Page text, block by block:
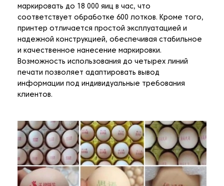
маркировать до 18 000 яиц в час, что
соответствует обработке 600 лотков. Кроме того,
принтер отличается простой эксплуатацией и
надежной конструкцией, обеспечивая стабильное
и качественное нанесение маркировки.
Возможность использования до четырех линий
печати позволяет адаптировать вывод
информации под индивидуальные требования
клиентов.